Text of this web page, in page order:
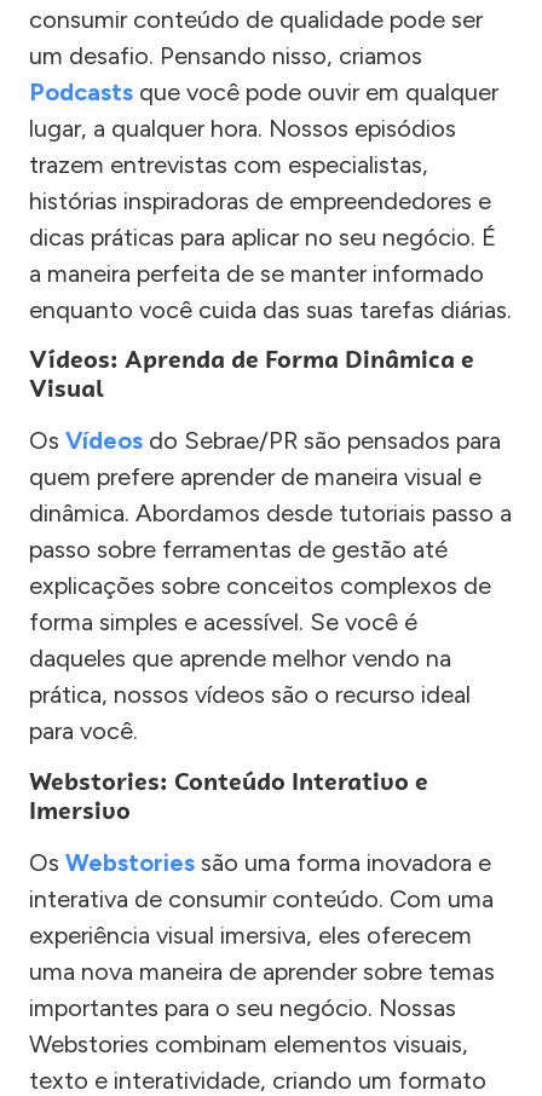
consumir conteúdo de qualidade pode ser
um desafio. Pensando nisso, criamos
Podcasts que você pode ouvir em qualquer
lugar, a qualquer hora. Nossos episódios
trazem entrevistas com especialistas,
histórias inspiradoras de empreendedores e
dicas práticas para aplicar no seu negócio. É
a maneira perfeita de se manter informado
enquanto você cuida das suas tarefas diárias.
Vídeos: Aprenda de Forma Dinâmica e
Visual
Os Vídeos do Sebrae/PR são pensados para
quem prefere aprender de maneira visual e
dinâmica. Abordamos desde tutoriais passo a
passo sobre ferramentas de gestão até
explicações sobre conceitos complexos de
forma simples e acessível. Se você é
daqueles que aprende melhor vendo na
prática, nossos vídeos são o recurso ideal
para você.
Webstories: Conteúdo Interativo e
Imersivo
Os Webstories são uma forma inovadora e
interativa de consumir conteúdo. Com uma
experiência visual imersiva, eles oferecem
uma nova maneira de aprender sobre temas
importantes para o seu negócio. Nossas
Webstories combinam elementos visuais,
texto e interatividade, criando um formato